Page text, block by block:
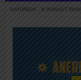
SATURDAY , 8 AUGUST 2026